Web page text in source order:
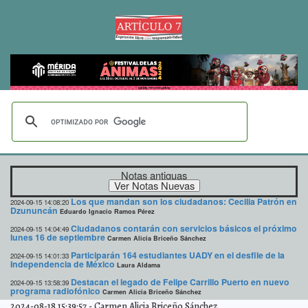
Notas antiguas
2024-09-15 14:08:20 Los que mandan son los ciudadanos: Cecilia Patrón en
Dzununcán Eduardo Ignacio Ramos Pérez
2024-09-15 14:04:49 Ciudadanos contarán con servicios básicos el próximo
lunes 16 de septiembre Carmen Alicia Briceño Sánchez
2024-09-15 14:01:33 Participarán 164 estudiantes UADY en el desfile de la
Independencia de México Laura Aldama
2024-09-15 13:58:39 Destacan el legado de Felipe Carrillo Puerto en nuevo
programa radiofónico Carmen Alicia Briceño Sánchez